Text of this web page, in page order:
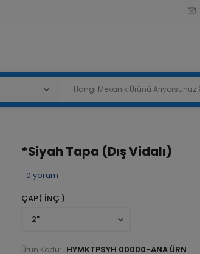
*Siyah Tapa (Dış Vidalı)
0 yorum
ÇAP( İNÇ )
Ürün Kodu: HYMKTPSYH 00000-ANA ÜRN